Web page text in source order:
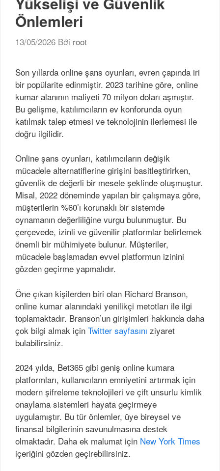
Önlemleri
13/05/2026 Bởi root
Son yıllarda online şans oyunları, evren çapında iri
bir popülarite edinmiştir. 2023 tarihine göre, online
kumar alanının maliyeti 70 milyon doları aşmıştır.
Bu gelişme, katılımcıların ev konforunda oyun
katılmak talep etmesi ve teknolojinin ilerlemesi ile
doğru ilgilidir.
Online şans oyunları, katılımcıların değişik
mücadele alternatiflerine girişini basitleştirirken,
güvenlik de değerli bir mesele şeklinde oluşmuştur.
Misal, 2022 döneminde yapılan bir çalışmaya göre,
müşterilerin %60’ı korunaklı bir sistemde
oynamanın değerliliğine vurgu bulunmuştur. Bu
çerçevede, izinli ve güvenilir platformlar belirlemek
önemli bir mühimiyete bulunur. Müşteriler,
mücadele başlamadan evvel platformun izinini
gözden geçirme yapmalıdır.
Öne çıkan kişilerden biri olan Richard Branson,
online kumar alanındaki yenilikçi metotları ile ilgi
toplamaktadır. Branson’un girişimleri hakkında daha
çok bilgi almak için Twitter sayfasını ziyaret
bulabilirsiniz.
2024 yılda, Bet365 gibi geniş online kumara
platformları, kullanıcıların emniyetini artırmak için
modern şifreleme teknolojileri ve çift unsurlu kimlik
onaylama sistemleri hayata geçirmeye
uygulamıştır. Bu tür önlemler, üye bireysel ve
finansal bilgilerinin savunulmasına destek
olmaktadır. Daha ek malumat için New York Times
içeriğini gözden geçirebilirsiniz.